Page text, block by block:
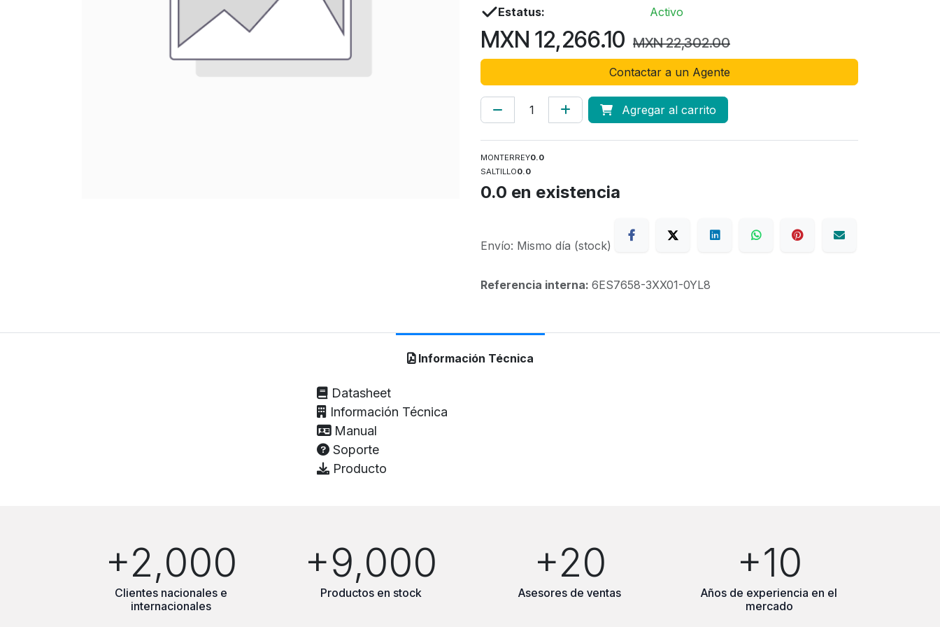
Estatus:
Activo
MXN 12,266.10 MXN22,302.00
Contactar a un Agente
Agregar al carrito
MONTERREY0.0
SALTILLO0.0
0.0 en existencia
Envío: Mismo día (stock)
Referencia interna: 6ES7658-3XX01-0YL8
Información Técnica
Datasheet
Información Técnica
Manual
Soporte
Producto
+2,000
Clientes nacionales e
internacionales
+9,000
Productos en stock
+20
Asesores de ventas
+10
Años de experiencia en el
mercado